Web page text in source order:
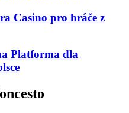
Casino pro hráče z
Platforma dla